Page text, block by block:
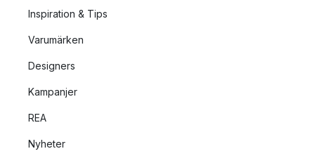
Inspiration & Tips
Varumärken
Designers
Kampanjer
REA
Nyheter